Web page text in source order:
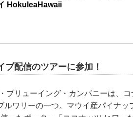
HokuleaHawaii
ブ配信のツアーに参加！
ブリューイング・カンパニーは、
ワリーの一つ。マウイ産パイナッ